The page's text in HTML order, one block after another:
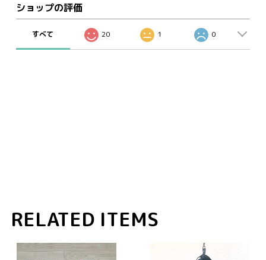
ショップの評価
すべて 20 1 0
RELATED ITEMS